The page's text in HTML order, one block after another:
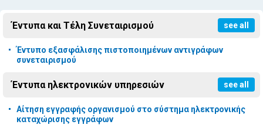
Έντυπα και Τέλη Συνεταιρισμού see all
Έντυπο εξασφάλισης πιστοποιημένων αντιγράφων
συνεταιρισμού
Έντυπα ηλεκτρονικών υπηρεσιών see all
Αίτηση εγγραφής οργανισμού στο σύστημα ηλεκτρονικής
καταχώρισης εγγράφων